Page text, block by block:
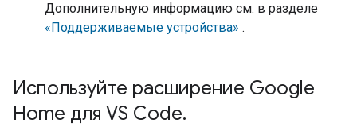
Дополнительную информацию см. в разделе
«Поддерживаемые устройства» .
Используйте расширение Google
Home для VS Code.